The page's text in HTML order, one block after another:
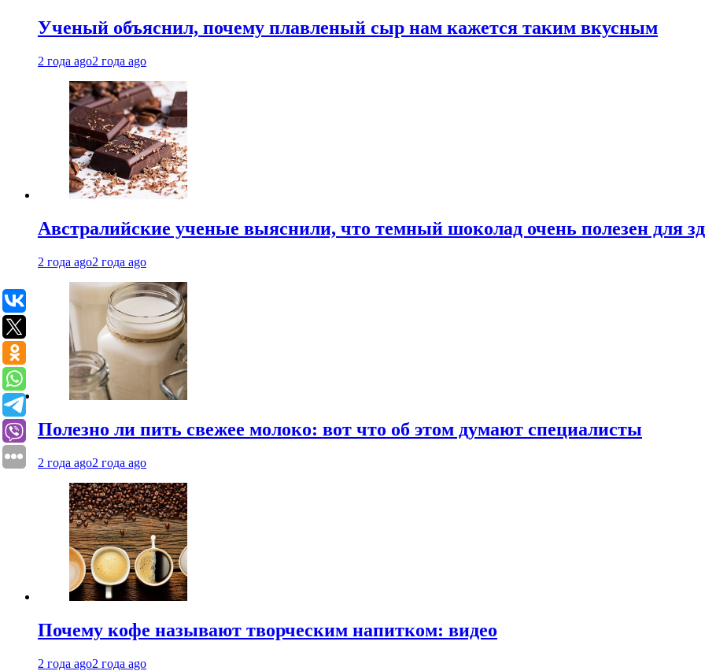
Ученый объяснил, почему плавленый сыр нам кажется таким вкусным
2 года ago2 года ago
Австралийские ученые выяснили, что темный шоколад очень полезен для
2 года ago2 года ago
Полезно ли пить свежее молоко: вот что об этом думают специалисты
2 года ago2 года ago
Почему кофе называют творческим напитком: видео
2 года ago2 года ago